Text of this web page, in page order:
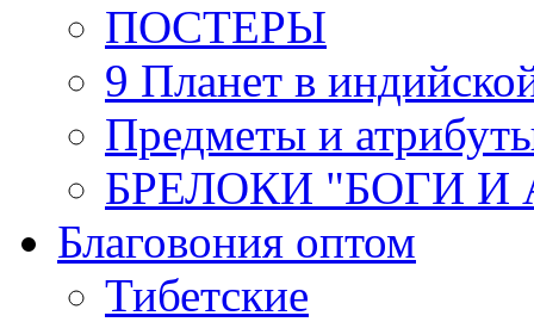
ПОСТЕРЫ
9 Планет в
Предметы и
БРЕЛОКИ "БОГИ И
Благовония оптом
Тибетские